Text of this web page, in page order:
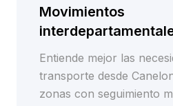
Movimientos
Entiende mejor las
transporte desde
zonas con seguimiento